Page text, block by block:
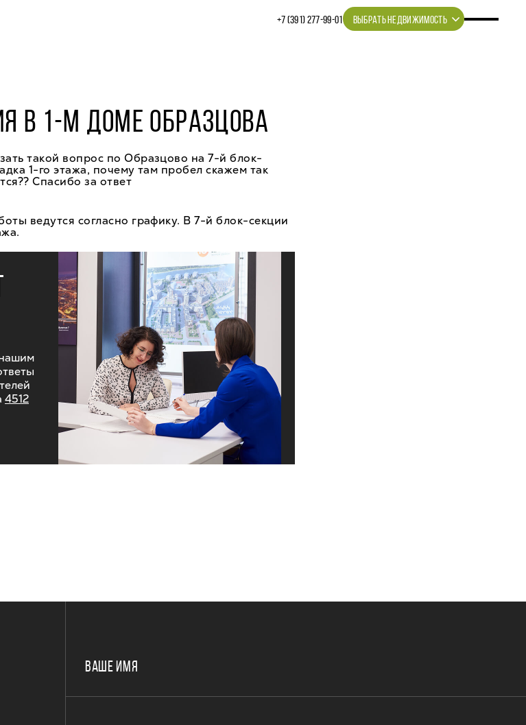
+7 (391) 277‒99‒01 ВЫБРАТЬ НЕДВИЖИМОСТЬ
В 1-М ДОМЕ ОБРАЗЦОВА
такой вопрос по Образцово на 7-й блок-
1-го этажа, почему там пробел скажем так
Спасибо за ответ
ведутся согласно графику. В 7-й блок-секции
4512
ВАШЕ ИМЯ